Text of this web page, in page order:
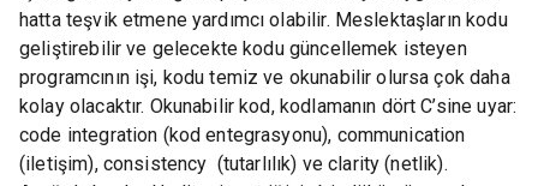
hatta teşvik etmene yardımcı olabilir. Meslektaşların kodu
geliştirebilir ve gelecekte kodu güncellemek isteyen
programcının işi, kodu temiz ve okunabilir olursa çok daha
kolay olacaktır. Okunabilir kod, kodlamanın dört C’sine uyar:
code integration (kod entegrasyonu), communication
(iletişim), consistency (tutarlılık) ve clarity (netlik).